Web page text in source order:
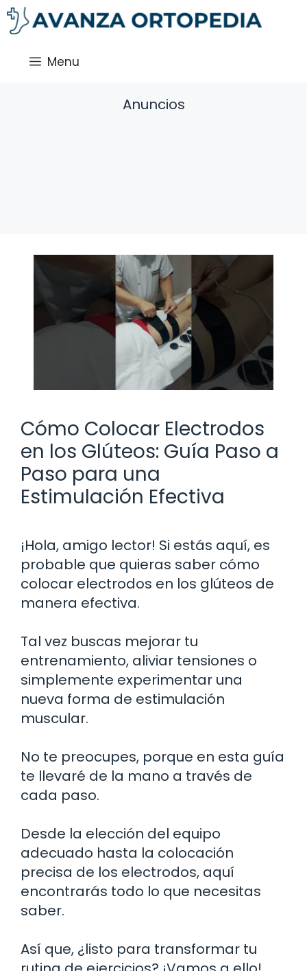
Saltar
al
Menu
Anuncios
Cómo Colocar Electrodos
en los Glúteos: Guía Paso a
Paso para una
Estimulación Efectiva
¡Hola, amigo lector! Si estás aquí, es
probable que quieras saber cómo
colocar electrodos en los glúteos de
manera efectiva.
Tal vez buscas mejorar tu
entrenamiento, aliviar tensiones o
simplemente experimentar una
nueva forma de estimulación
muscular.
No te preocupes, porque en esta guía
te llevaré de la mano a través de
cada paso.
Desde la elección del equipo
adecuado hasta la colocación
precisa de los electrodos, aquí
encontrarás todo lo que necesitas
saber.
Así que, ¿listo para transformar tu